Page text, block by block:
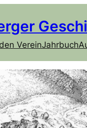
VereinJahrbuch